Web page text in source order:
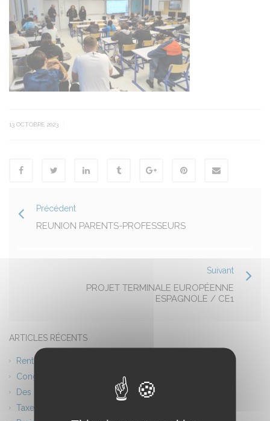
13 OCTOBRE 2023
Précédent
REUNION PARENTS-PROFESSEURS
Suivant
PROJET TERMINALE EUROPÉENNE
ESPAGNOLE / CE1
ARTICLES RÉCENTS
Rentrée scolaire 2026 Planning
Congés d’été – Fermeture du lycée
Des ponts entre l’Europe et l’Afrique
Taxe d’apprentissage 2026